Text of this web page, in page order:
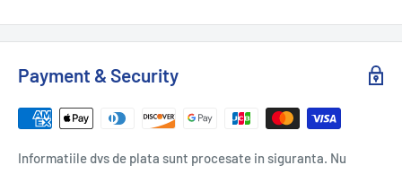
Payment & Security
Informatiile dvs de plata sunt procesate in siguranta. Nu